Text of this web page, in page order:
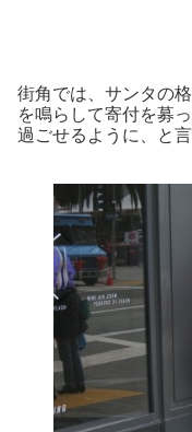
街角では、サンタの
を鳴らして寄付を募
過ごせるように、と